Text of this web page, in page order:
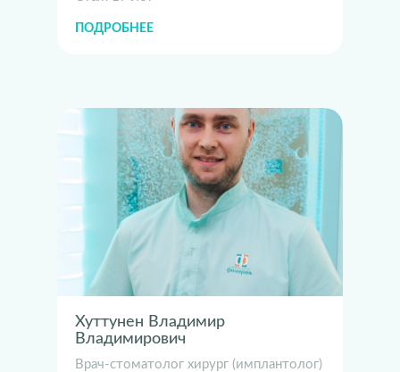
ПОДРОБНЕЕ
Хуттунен Владимир
Владимирович
Врач-стоматолог хирург (имплантолог)